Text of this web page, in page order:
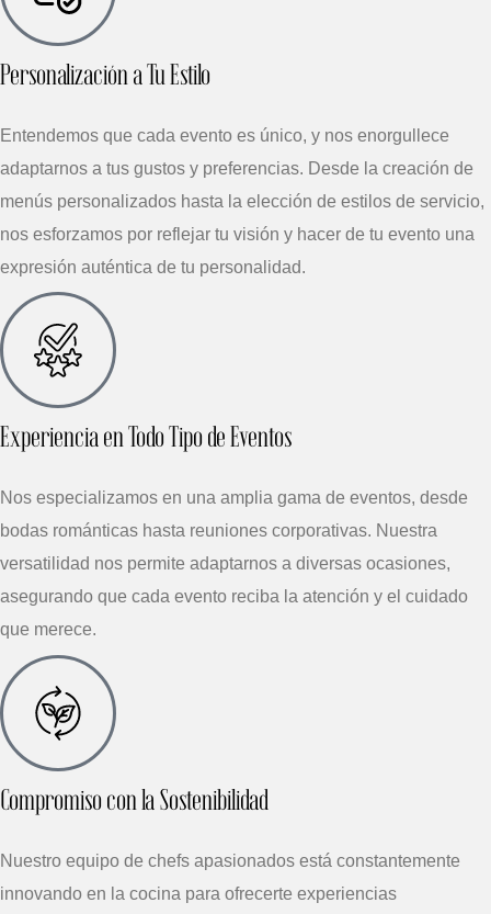
Personalización a Tu Estilo
Entendemos que cada evento es único, y nos enorgullece
adaptarnos a tus gustos y preferencias. Desde la creación de
menús personalizados hasta la elección de estilos de servicio,
nos esforzamos por reflejar tu visión y hacer de tu evento una
expresión auténtica de tu personalidad.
Experiencia en Todo Tipo de Eventos
Nos especializamos en una amplia gama de eventos, desde
bodas románticas hasta reuniones corporativas. Nuestra
versatilidad nos permite adaptarnos a diversas ocasiones,
asegurando que cada evento reciba la atención y el cuidado
que merece.
Compromiso con la Sostenibilidad
Nuestro equipo de chefs apasionados está constantemente
innovando en la cocina para ofrecerte experiencias